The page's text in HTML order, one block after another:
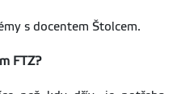
s docentem Štolcem.
FTZ?